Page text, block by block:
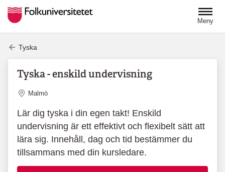
Meny
Tyska
Tyska - enskild undervisning
Plats
Malmö
Lär dig tyska i din egen takt! Enskild
undervisning är ett effektivt och flexibelt sätt att
lära sig. Innehåll, dag och tid bestämmer du
tillsammans med din kursledare.